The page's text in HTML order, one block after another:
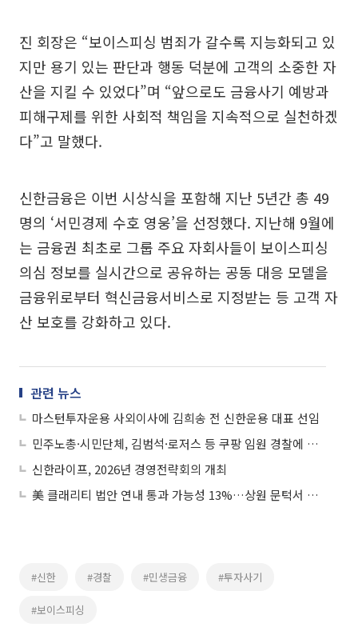
진 회장은 “보이스피싱 범죄가 갈수록 지능화되고 있
지만 용기 있는 판단과 행동 덕분에 고객의 소중한 자
산을 지킬 수 있었다”며 “앞으로도 금융사기 예방과
피해구제를 위한 사회적 책임을 지속적으로 실천하겠
다”고 말했다.
신한금융은 이번 시상식을 포함해 지난 5년간 총 49
명의 ‘서민경제 수호 영웅’을 선정했다. 지난해 9월에
는 금융권 최초로 그룹 주요 자회사들이 보이스피싱
의심 정보를 실시간으로 공유하는 공동 대응 모델을
금융위로부터 혁신금융서비스로 지정받는 등 고객 자
산 보호를 강화하고 있다.
관련 뉴스
마스턴투자운용 사외이사에 김희송 전 신한운용 대표 선임
민주노총·시민단체, 김범석·로저스 등 쿠팡 임원 경찰에 고발장 접수
신한라이프, 2026년 경영전략회의 개최
美 클래리티 법안 연내 통과 가능성 13%…상원 문턱서 제동
#신한 #경찰 #민생금융 #투자사기
#보이스피싱